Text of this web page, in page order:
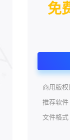
免
商用版
推荐软件
文件格式